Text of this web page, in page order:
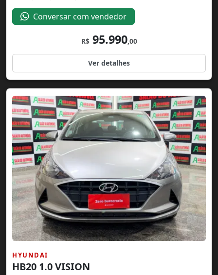
Conversar com vendedor
R$95.990,00
Ver detalhes
HYUNDAI
HB20 1.0 VISION